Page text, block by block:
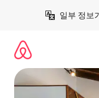
일부 정보